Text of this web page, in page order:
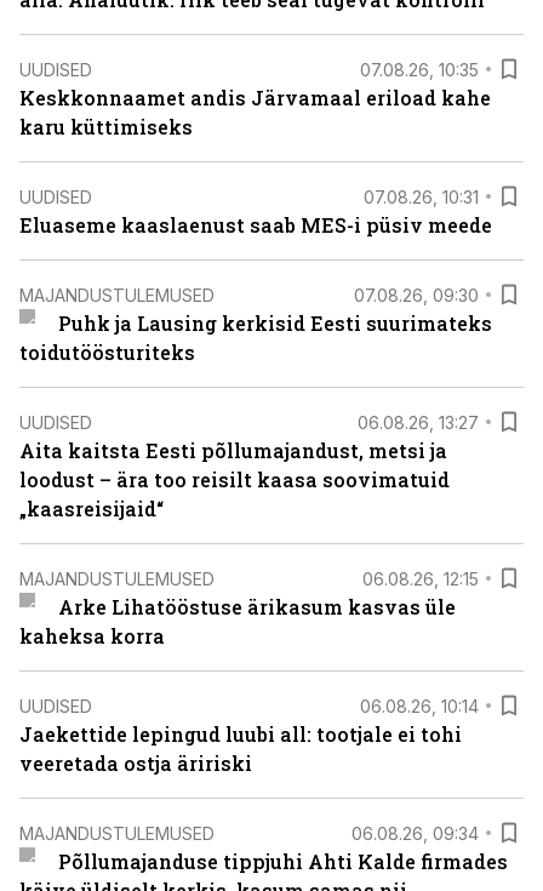
UUDISED 07.08.26, 10:35
Keskkonnaamet andis Järvamaal eriload kahe
karu küttimiseks
UUDISED 07.08.26, 10:31
Eluaseme kaaslaenust saab MES-i püsiv meede
MAJANDUSTULEMUSED 07.08.26, 09:30
Puhk ja Lausing kerkisid Eesti suurimateks
toidutöösturiteks
UUDISED 06.08.26, 13:27
Aita kaitsta Eesti põllumajandust, metsi ja
loodust – ära too reisilt kaasa soovimatuid
„kaasreisijaid“
MAJANDUSTULEMUSED 06.08.26, 12:15
Arke Lihatööstuse ärikasum kasvas üle
kaheksa korra
UUDISED 06.08.26, 10:14
Jaekettide lepingud luubi all: tootjale ei tohi
veeretada ostja äririski
MAJANDUSTULEMUSED 06.08.26, 09:34
Põllumajanduse tippjuhi Ahti Kalde firmades